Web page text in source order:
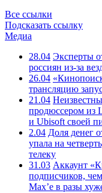
Все ссылки
Подсказать ссылку
Медиа
28.04 Эксперты
россиян из-за
26.04
трансляцию
21.04
продюссером из
и Ubisoft своей
2.04 Доля денег
упала на
телеку
31.03 Аккаунт
подписчиков,
Max’е в разы